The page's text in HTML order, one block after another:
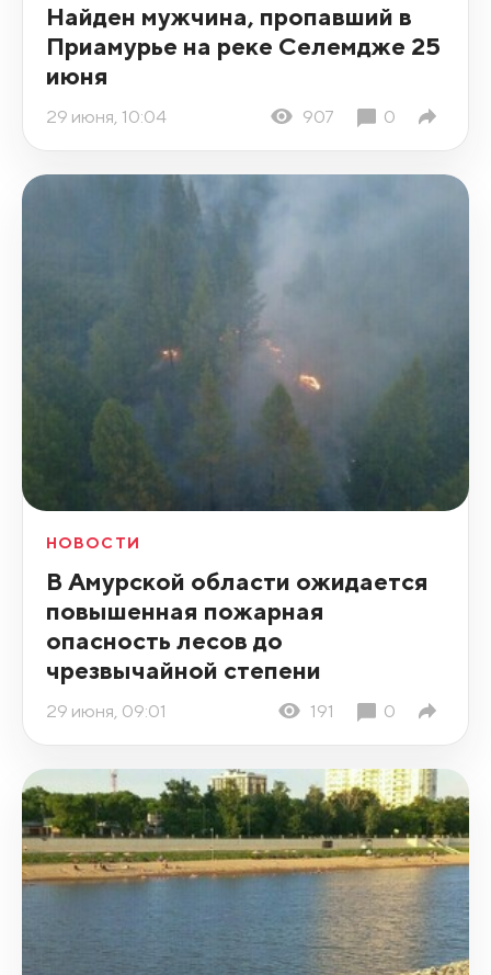
Найден мужчина, пропавший в
Приамурье на реке Селемдже 25
июня
29 июня, 10:04 907 0
НОВОСТИ
В Амурской области ожидается
повышенная пожарная
опасность лесов до
чрезвычайной степени
29 июня, 09:01 191 0